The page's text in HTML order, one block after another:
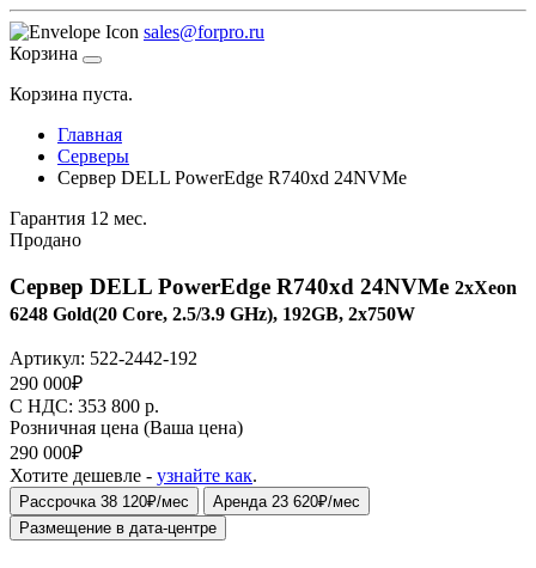
sales@forpro.ru
Корзина
Корзина пуста.
Главная
Серверы
Сервер DELL PowerEdge R740xd 24NVMe
Гарантия 12 мес.
Продано
Сервер DELL PowerEdge R740xd 24NVMe 2xXeon
6248 Gold(20 Core, 2.5/3.9 GHz), 192GB, 2x750W
Артикул: 522-2442-192
290 000₽
C НДС: 353 800 р.
Розничная цена (Ваша цена)
290 000₽
Хотите дешевле - узнайте как.
Рассрочка 38 120₽/мес
Аренда 23 620₽/мес
Размещение в дата-центре